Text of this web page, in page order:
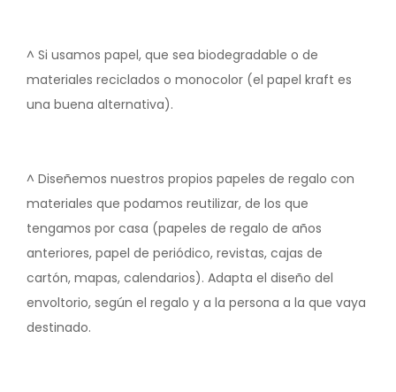
^ Si usamos papel, que sea biodegradable o de
materiales reciclados o monocolor (el papel kraft es
una buena alternativa).
^ Diseñemos nuestros propios papeles de regalo con
materiales que podamos reutilizar, de los que
tengamos por casa (papeles de regalo de años
anteriores, papel de periódico, revistas, cajas de
cartón, mapas, calendarios). Adapta el diseño del
envoltorio, según el regalo y a la persona a la que vaya
destinado.